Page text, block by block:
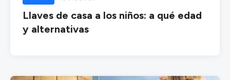
Llaves de casa a los niños: a qué edad
y alternativas